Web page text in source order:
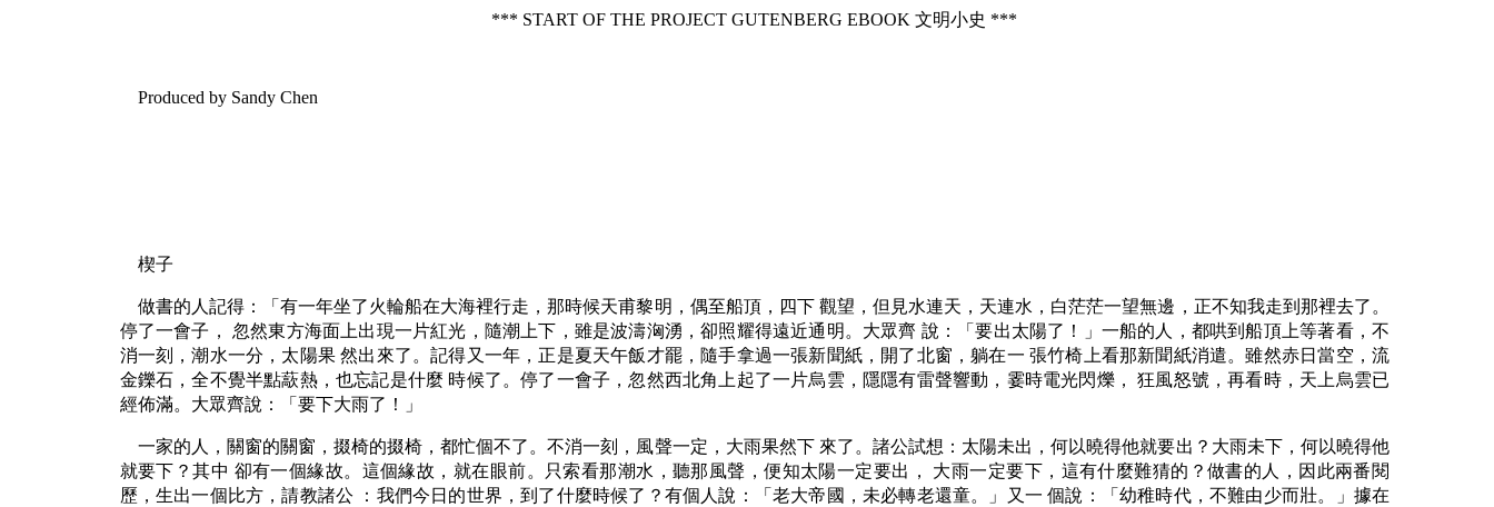
*** START OF THE PROJECT GUTENBERG EBOOK 文明小史 ***
Produced by Sandy Chen
楔子
做書的人記得：「有一年坐了火輪船在大海裡行走，那時候天甫黎明，偶至船頂，四下 觀望，但見水連天，天連水，白茫茫一望無邊，正不知我走到那裡去了。
停了一會子， 忽然東方海面上出現一片紅光，隨潮上下，雖是波濤洶湧，卻照耀得遠近通明。大眾齊 說：「要出太陽了！」一船的人，都哄到船頂上等著看，不
消一刻，潮水一分，太陽果 然出來了。記得又一年，正是夏天午飯才罷，隨手拿過一張新聞紙，開了北窗，躺在一 張竹椅上看那新聞紙消遣。雖然赤日當空，流
金鑠石，全不覺半點藃熱，也忘記是什麼 時候了。停了一會子，忽然西北角上起了一片烏雲，隱隱有雷聲響動，霎時電光閃爍， 狂風怒號，再看時，天上烏雲已
經佈滿。大眾齊說：「要下大雨了！」
一家的人，關窗的關窗，掇椅的掇椅，都忙個不了。不消一刻，風聲一定，大雨果然下 來了。諸公試想：太陽未出，何以曉得他就要出？大雨未下，何以曉得他
就要下？其中 卻有一個緣故。這個緣故，就在眼前。只索看那潮水，聽那風聲，便知太陽一定要出， 大雨一定要下，這有什麼難猜的？做書的人，因此兩番閱
歷，生出一個比方，請教諸公 ：我們今日的世界，到了什麼時候了？有個人說：「老大帝國，未必轉老還童。」又一 個說：「幼稚時代，不難由少而壯。」據在